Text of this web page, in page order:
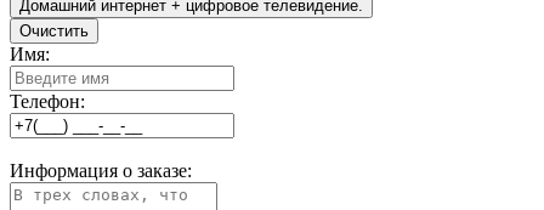
Домашний интернет + цифровое телевидение.
Очистить
Имя:
Телефон:
Информация о заказе: